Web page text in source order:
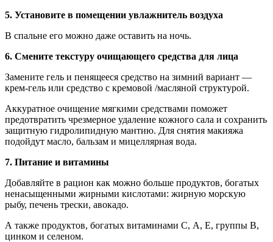
5. Установите в помещении увлажнитель воздуха
В спальне его можно даже оставить на ночь.
6. Смените текстуру очищающего средства для лица
Замените гель и пенящееся средство на зимний вариант —
крем-гель или средство с кремовой /масляной структурой.
Аккуратное очищение мягкими средствами поможет
предотвратить чрезмерное удаление кожного сала и сохранить
защитную гидролипидную мантию. Для снятия макияжа
подойдут масло, бальзам и мицеллярная вода.
7. Питание и витамины
Добавляйте в рацион как можно больше продуктов, богатых
ненасыщенными жирными кислотами: жирную морскую
рыбу, печень трески, авокадо.
А также продуктов, богатых витаминами С, А, Е, группы В,
цинком и селеном.